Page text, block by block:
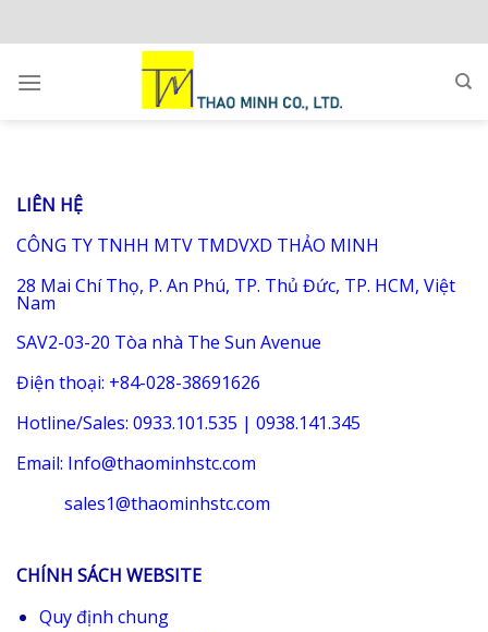
to
LIÊN HỆ
CÔNG TY TNHH MTV TMDVXD THẢO MINH
28 Mai Chí Thọ, P. An Phú, TP. Thủ Đức, TP. HCM, Việt
Nam
SAV2-03-20 Tòa nhà The Sun Avenue
Điện thoại: +84-028-38691626
Hotline/Sales: 0933.101.535 | 0938.141.345
Email: Info@thaominhstc.com
sales1@thaominhstc.com
CHÍNH SÁCH WEBSITE
Quy định chung